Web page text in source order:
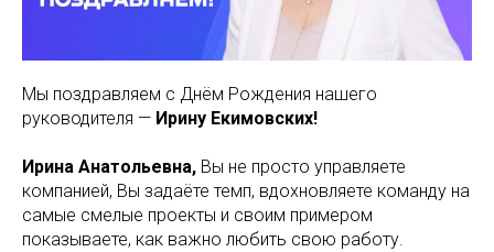
Мы поздравляем с Днём Рождения нашего
руководителя — Ирину Екимовских!
Ирина Анатольевна, Вы не просто управляете
компанией, Вы задаёте темп, вдохновляете команду на
самые смелые проекты и своим примером
показываете, как важно любить свою работу.